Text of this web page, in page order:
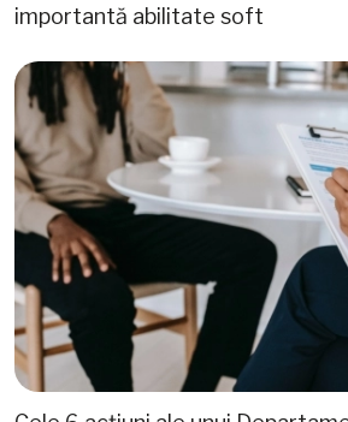
importantă abilitate soft